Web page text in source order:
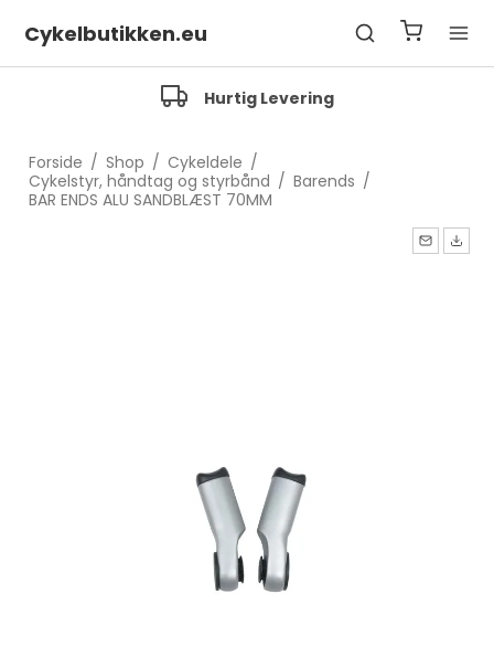
Cykelbutikken.eu
Fragfrit over 500 Kr.
Forside / Shop / Cykeldele /
Cykelstyr, håndtag og styrbånd / Barends /
BAR ENDS ALU SANDBLÆST 70MM